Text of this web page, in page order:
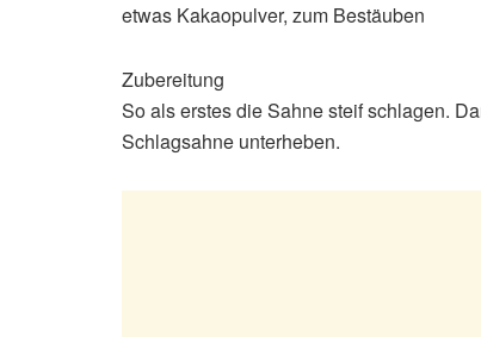
etwas Kakaopulver, zum Bestäuben
Zubereitung
So als erstes die Sahne steif schlagen.
Schlagsahne unterheben.